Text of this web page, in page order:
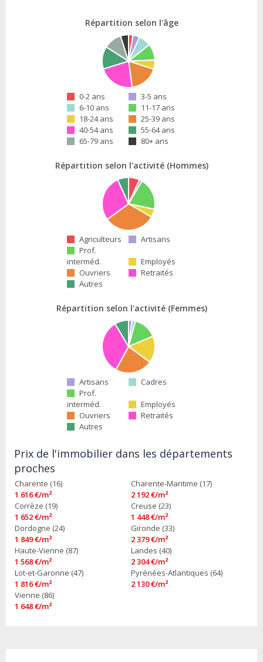
Répartition selon l'âge
0-2 ans
3-5 ans
6-10 ans
11-17 ans
18-24 ans
25-39 ans
40-54 ans
55-64 ans
65-79 ans
80+ ans
Répartition selon l'activité (Hommes)
Agriculteurs
Artisans
Prof.
interméd.
Employés
Ouvriers
Retraités
Autres
Répartition selon l'activité (Femmes)
Artisans
Cadres
Prof.
interméd.
Employés
Ouvriers
Retraités
Autres
Prix de l'immobilier dans les départements
proches
Charente (16)
1 616 €/m²
Charente-Maritime (17)
2 192 €/m²
Corrèze (19)
1 652 €/m²
Creuse (23)
1 448 €/m²
Dordogne (24)
1 849 €/m²
Gironde (33)
2 379 €/m²
Haute-Vienne (87)
1 568 €/m²
Landes (40)
2 304 €/m²
Lot-et-Garonne (47)
1 816 €/m²
Pyrénées-Atlantiques (64)
2 130 €/m²
Vienne (86)
1 648 €/m²